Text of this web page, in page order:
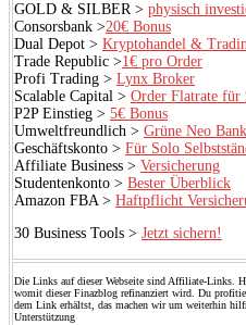
GOLD & SILBER > physisch
Consorsbank >20€ Bonus
Dual Depot > Kryptohandel &
Trade Republic >1€ pro Order
Profi Trading > Lynx Broker
Scalable Capital > Order Flatrate für
P2P Einstieg > 5€ Bonus
Umweltfreundlich > Grüne Neo Bank
Geschäftskonto > Für Solo
Affiliate Business > Versicherung
Studentenkonto > Bester Überblick
Amazon FBA > Haftpflicht
30 Business Tools > Jetzt sichern!
Die Links auf dieser Webseite sind Affiliate-Links.
womit dieser Finazblog refinanziert wird. Du
dem Link erhältst, das machen wir um weiterhin
Unterstützung